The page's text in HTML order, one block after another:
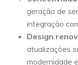
geração de
integração
Design
atualizações
modernidade